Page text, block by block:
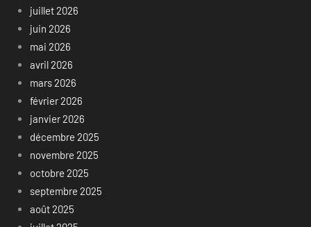
juillet 2026
juin 2026
mai 2026
avril 2026
mars 2026
février 2026
janvier 2026
décembre 2025
novembre 2025
octobre 2025
septembre 2025
août 2025